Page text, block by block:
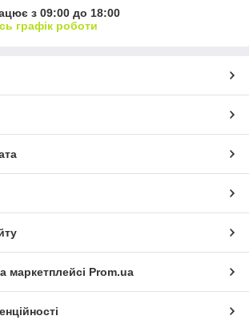
з 09:00 до 18:00
графік роботи
маркетплейсі Prom.ua